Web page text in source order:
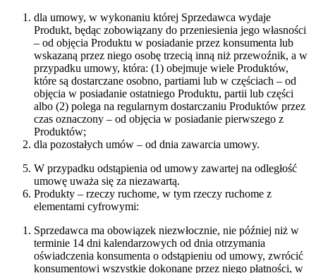
dla umowy, w wykonaniu której Sprzedawca wydaje
Produkt, będąc zobowiązany do przeniesienia jego własności
– od objęcia Produktu w posiadanie przez konsumenta lub
wskazaną przez niego osobę trzecią inną niż przewoźnik, a w
przypadku umowy, która: (1) obejmuje wiele Produktów,
które są dostarczane osobno, partiami lub w częściach – od
objęcia w posiadanie ostatniego Produktu, partii lub części
albo (2) polega na regularnym dostarczaniu Produktów przez
czas oznaczony – od objęcia w posiadanie pierwszego z
Produktów;
dla pozostałych umów – od dnia zawarcia umowy.
W przypadku odstąpienia od umowy zawartej na odległość
umowę uważa się za niezawartą.
Produkty – rzeczy ruchome, w tym rzeczy ruchome z
elementami cyfrowymi:
Sprzedawca ma obowiązek niezwłocznie, nie później niż w
terminie 14 dni kalendarzowych od dnia otrzymania
oświadczenia konsumenta o odstąpieniu od umowy, zwrócić
konsumentowi wszystkie dokonane przez niego płatności, w